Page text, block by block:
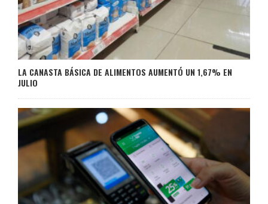
LA CANASTA BÁSICA DE ALIMENTOS AUMENTÓ UN 1,67% EN
JULIO